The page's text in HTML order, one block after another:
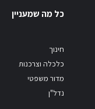
כל מה שמעניין
חינוך
כלכלה וצרכנות
מדור משפטי
נדל"ן